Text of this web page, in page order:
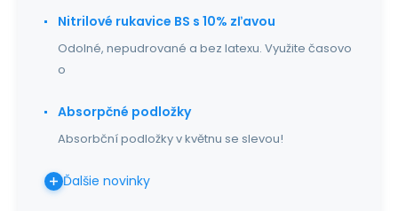
Nitrilové rukavice BS s 10% zľavou
Odolné, nepudrované a bez latexu. Využite časovo
o
Absorpčné podložky
Absorbční podložky v květnu se slevou!
Ďalšie novinky